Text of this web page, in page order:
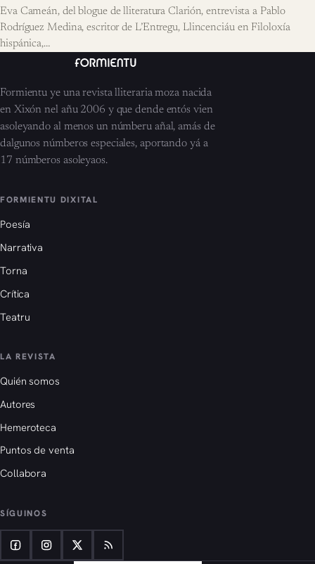
Eva Cameán, del blogue de lliteratura Clarión, entrevista a Pablo
Rodríguez Medina, escritor de L’Entregu, Llincenciáu en Filoloxía
hispánica,…
Formientu ye una revista lliteraria moza nacida
en Xixón nel añu 2006 y que dende entós vien
asoleyando al menos un númberu añal, amás de
dalgunos númberos especiales, aportando yá a
17 númberos asoleyaos.
FORMIENTU DIXITAL
Poesía
Narrativa
Torna
Crítica
Teatru
LA REVISTA
Quién somos
Autores
Hemeroteca
Puntos de venta
Collabora
SÍGUINOS